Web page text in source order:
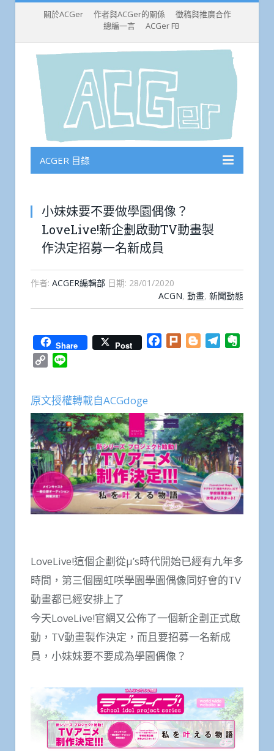
關於ACGer 作者與ACGer的關係
徵稿與推廣合作
總編一言
ACGer FB
ACGER 目錄
小妹妹要不要做學園偶像？
LoveLive!新企劃啟動TV動畫製
作決定招募一名新成員
作者: ACGER編輯部 日期: 28/01/2020
ACGN, 動畫, 新聞動態
Share Post Facebook
Plurk BloggerTelegram
Copy
原文授權轉載自ACGdoge
LoveLive!這個企劃從μ’s時代開始已經有九年多
時間，第三個團虹咲學園學園偶像同好會的TV
動畫都已經安排上了
今天LoveLive!官網又公佈了一個新企劃正式啟
動，TV動畫製作決定，而且要招募一名新成
員，小妹妹要不要成為學園偶像？